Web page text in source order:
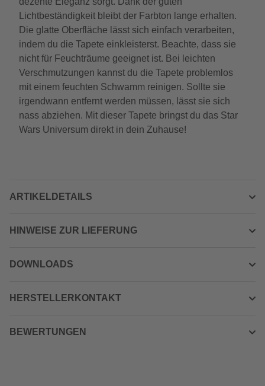
Lichtbeständigkeit bleibt der Farbton lange erhalten.
Die glatte Oberfläche lässt sich einfach verarbeiten,
indem du die Tapete einkleisterst. Beachte, dass sie
nicht für Feuchträume geeignet ist. Bei leichten
Verschmutzungen kannst du die Tapete problemlos
mit einem feuchten Schwamm reinigen. Sollte sie
irgendwann entfernt werden müssen, lässt sie sich
nass abziehen. Mit dieser Tapete bringst du das Star
Wars Universum direkt in dein Zuhause!
ARTIKELDETAILS
HINWEISE ZUR LIEFERUNG
DOWNLOADS
HERSTELLERKONTAKT
BEWERTUNGEN